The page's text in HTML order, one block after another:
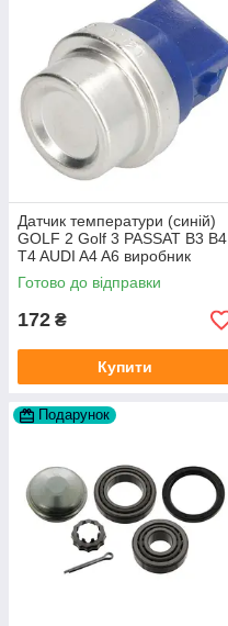
Датчик температури (синій)
GOLF 2 Golf 3 PASSAT B3 B4
T4 AUDI A4 A6 виробник
Topran Німеччина
Готово до відправки
172 ₴
Купити
Подарунок